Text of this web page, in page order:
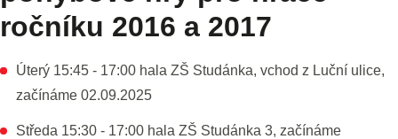
ročníku 2016 a 2017
Úterý 15:45 - 17:00 hala ZŠ Studánka, vchod z Luční ulice,
začínáme 02.09.2025
Středa 15:30 - 17:00 hala ZŠ Studánka 3, začínáme